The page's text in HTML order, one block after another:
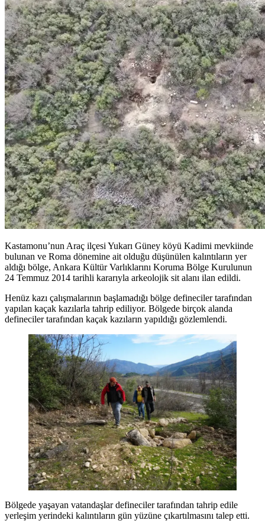
Kastamonu’nun Araç ilçesi Yukarı Güney köyü Kadimi mevkiinde
bulunan ve Roma dönemine ait olduğu düşünülen kalıntıların yer
aldığı bölge, Ankara Kültür Varlıklarını Koruma Bölge Kurulunun
24 Temmuz 2014 tarihli kararıyla arkeolojik sit alanı ilan edildi.
Henüz kazı çalışmalarının başlamadığı bölge defineciler tarafından
yapılan kaçak kazılarla tahrip ediliyor. Bölgede birçok alanda
defineciler tarafından kaçak kazıların yapıldığı gözlemlendi.
Bölgede yaşayan vatandaşlar defineciler tarafından tahrip edile
yerleşim yerindeki kalıntıların gün yüzüne çıkartılmasını talep etti.